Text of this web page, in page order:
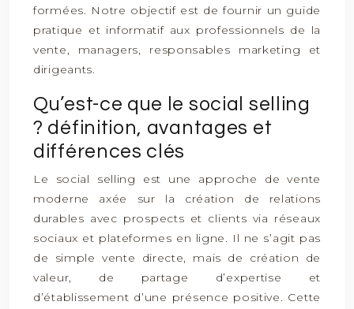
formées. Notre objectif est de fournir un guide
pratique et informatif aux professionnels de la
vente, managers, responsables marketing et
dirigeants.
Qu’est-ce que le social selling
? définition, avantages et
différences clés
Le social selling est une approche de vente
moderne axée sur la création de relations
durables avec prospects et clients via réseaux
sociaux et plateformes en ligne. Il ne s’agit pas
de simple vente directe, mais de création de
valeur, de partage d’expertise et
d’établissement d’une présence positive. Cette